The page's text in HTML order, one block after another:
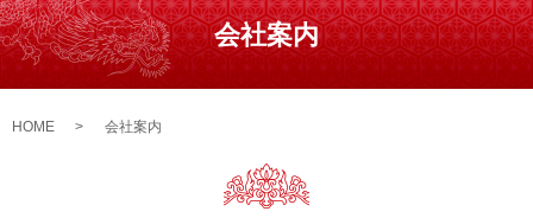
会社案内
HOME 会社案内